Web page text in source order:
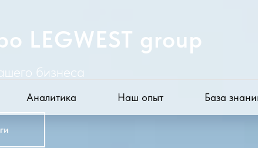
Аналитика Наш опыт База
LEGWEST group
бизнеса